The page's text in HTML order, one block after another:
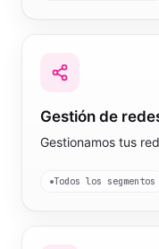
Gestión de
Gestionamos tus
Todos los segmentos